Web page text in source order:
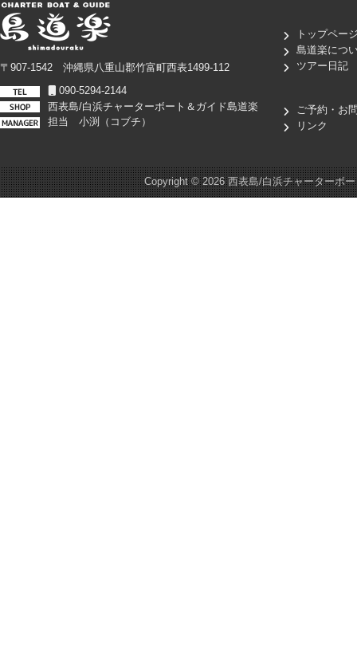
〒907-1542 沖縄県八重山郡竹富町西表1499-112
090-5294-2144
西表島/白浜チャーターボート＆ガイド島道楽
担当 小渕（コブチ）
トップペー
島道楽につ
ツアー日記
ご予約・お
リンク
Copyright ©2026 西表島/白浜チャーターボ